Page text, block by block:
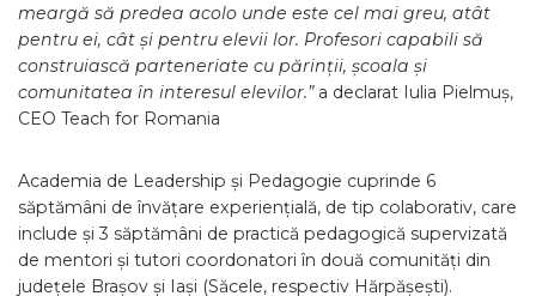
meargă să predea acolo unde este cel mai greu, atât
pentru ei, cât și pentru elevii lor. Profesori capabili să
construiască parteneriate cu părinții, școala și
comunitatea în interesul elevilor.”a declarat Iulia Pielmuș,
CEO Teach for Romania
Academia de Leadership și Pedagogie cuprinde 6
săptămâni de învățare experiențială, de tip colaborativ, care
include și 3 săptămâni de practică pedagogică supervizată
de mentori și tutori coordonatori în două comunități din
județele Brașov și Iași (Săcele, respectiv Hărpășești).